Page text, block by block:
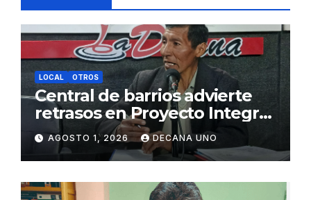
LOCAL OTROS
Central de barrios advierte
retrasos en Proyecto Integral
de Agua y Alcantarillado para
Juliaca
AGOSTO 1, 2026 DECANA UNO